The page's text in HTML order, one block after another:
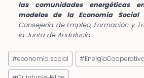
las comunidades energéticas
modelos de la Economía Social
Consejería de Empleo, Formación y
la Junta de Andalucía.
Etiquetas
de
#economía social #EnergíaCooperativa